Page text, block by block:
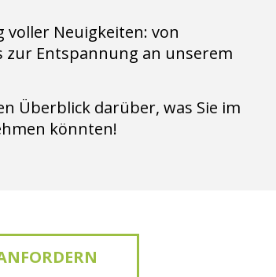
voller Neuigkeiten: von
Entspannung an unserem
Überblick darüber, was Sie im
könnten!